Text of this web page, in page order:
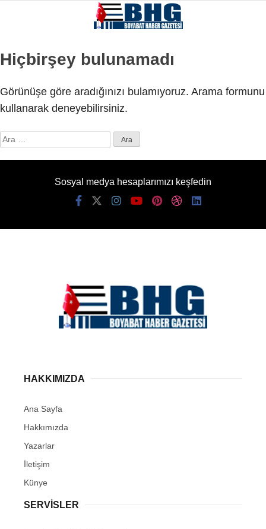
Hiçbirşey bulunamadı
Görünüşe göre aradığınızı bulamıyoruz. Arama formunu
kullanarak deneyebilirsiniz.
Arama:
Sosyal medya hesaplarımızı keşfedin
HAKKIMIZDA
Ana Sayfa
Hakkımızda
Yazarlar
İletişim
Künye
SERVISLER